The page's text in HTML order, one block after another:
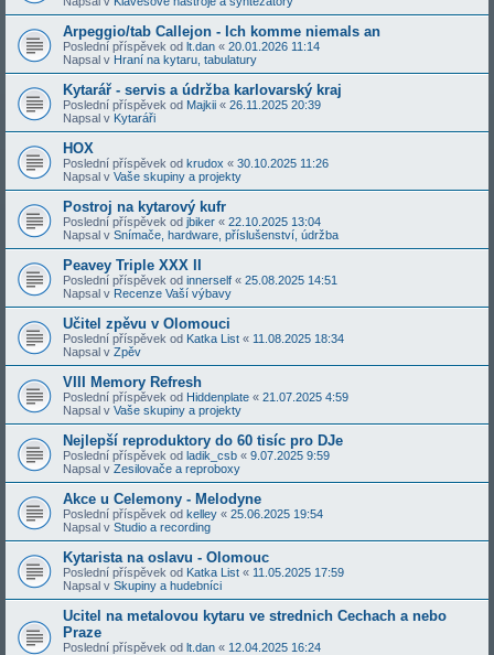
Arpeggio/tab Callejon - Ich komme niemals an
Poslední příspěvek od lt.dan « 20.01.2026 11:14
Napsal v Hraní na kytaru, tabulatury
Kytarář - servis a údržba karlovarský kraj
Poslední příspěvek od Majkii « 26.11.2025 20:39
Napsal v Kytaráři
HOX
Poslední příspěvek od krudox « 30.10.2025 11:26
Napsal v Vaše skupiny a projekty
Postroj na kytarový kufr
Poslední příspěvek od jbiker « 22.10.2025 13:04
Napsal v Snímače, hardware, příslušenství, údržba
Peavey Triple XXX II
Poslední příspěvek od innerself « 25.08.2025 14:51
Napsal v Recenze Vaší výbavy
Učitel zpěvu v Olomouci
Poslední příspěvek od Katka List « 11.08.2025 18:34
Napsal v Zpěv
VIII Memory Refresh
Poslední příspěvek od Hiddenplate « 21.07.2025 4:59
Napsal v Vaše skupiny a projekty
Nejlepší reproduktory do 60 tisíc pro DJe
Poslední příspěvek od ladik_csb « 9.07.2025 9:59
Napsal v Zesilovače a reproboxy
Akce u Celemony - Melodyne
Poslední příspěvek od kelley « 25.06.2025 19:54
Napsal v Studio a recording
Kytarista na oslavu - Olomouc
Poslední příspěvek od Katka List « 11.05.2025 17:59
Napsal v Skupiny a hudebníci
Ucitel na metalovou kytaru ve strednich Cechach a nebo
Praze
Poslední příspěvek od lt.dan « 12.04.2025 16:24